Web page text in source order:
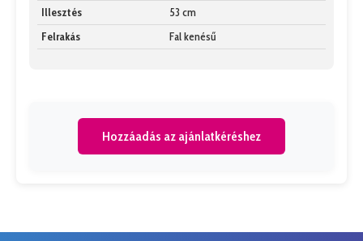
Illesztés
53 cm
Felrakás
Fal kenésű
Hozzáadás az ajánlatkéréshez